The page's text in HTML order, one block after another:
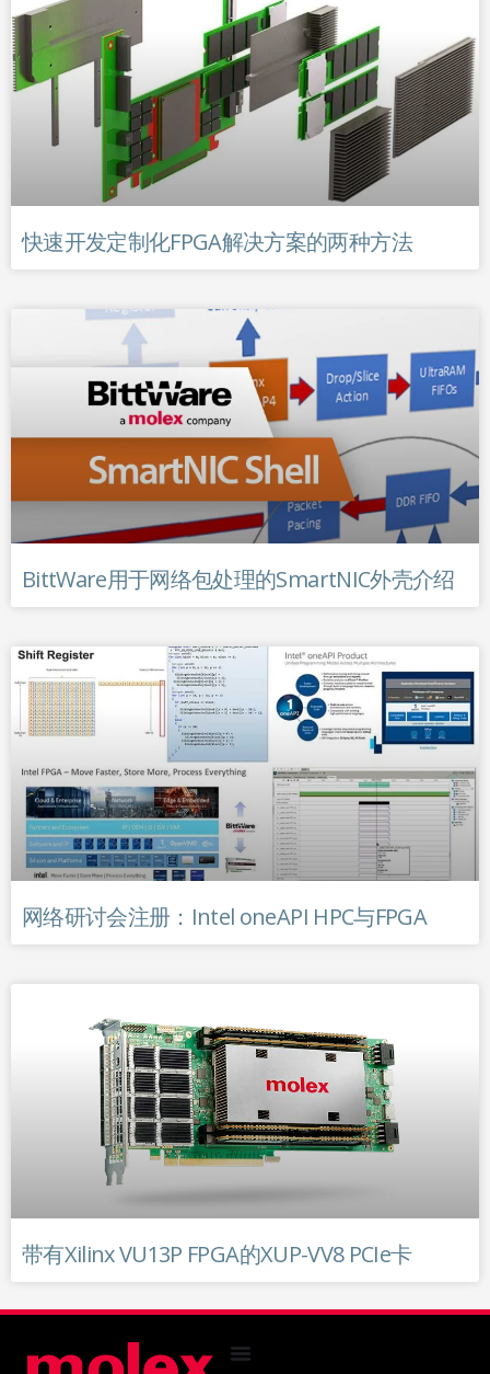
快速开发定制化FPGA解决方案的两种方法
BittWare用于网络包处理的SmartNIC外壳介绍
网络研讨会注册：Intel oneAPI HPC与FPGA
带有Xilinx VU13P FPGA的XUP-VV8 PCIe卡